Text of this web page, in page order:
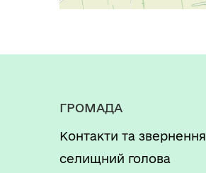
ГРОМАДА
Контакти та звернення
селищний голова